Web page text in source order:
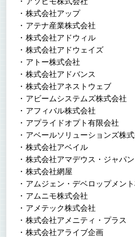
株式会社アップ
アテナ産業株式会社
株式会社アドウィル
株式会社アドウェイズ
アトー株式会社
株式会社アドバンス
株式会社アネストウェブ
アビームシステムズ株式会社
アフィバル株式会社
アプライドオプト有限会社
アベールソリューションズ株
株式会社アベイル
株式会社アマデウス・ジャパン
株式会社網屋
アムジェン・デベロップメン
アムニモ株式会社
アメテック株式会社
株式会社アメニティ・プラス
株式会社アライブ企画